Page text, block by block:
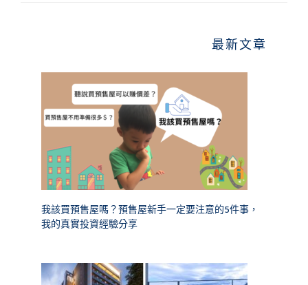
最新文章
我該買預售屋嗎？預售屋新手一定要注意的5件事，
我的真實投資經驗分享